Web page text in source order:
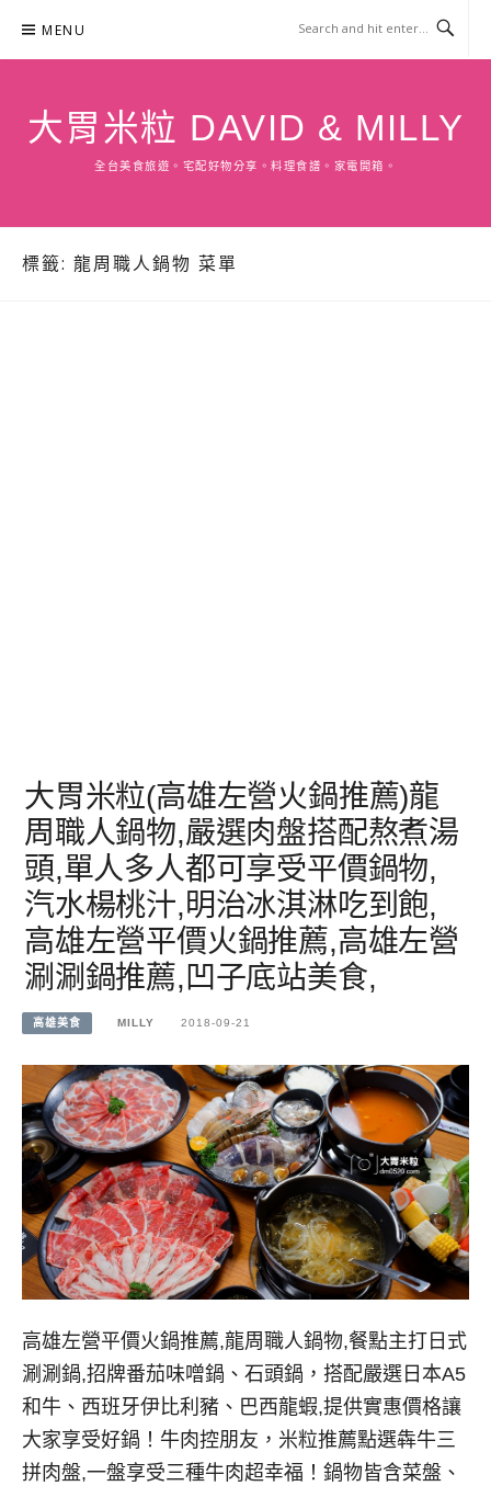
content
MENU
大胃米粒 DAVID & MILLY
全台美食旅遊。宅配好物分享。料理食譜。家電開箱。
標籤: 龍周職人鍋物 菜單
大胃米粒(高雄左營火鍋推薦)龍
周職人鍋物,嚴選肉盤搭配熬煮湯
頭,單人多人都可享受平價鍋物,
汽水楊桃汁,明治冰淇淋吃到飽,
高雄左營平價火鍋推薦,高雄左營
涮涮鍋推薦,凹子底站美食,
高雄美食 MILLY 2018-09-21
高雄左營平價火鍋推薦,龍周職人鍋物,餐點主打日式
涮涮鍋,招牌番茄味噌鍋、石頭鍋，搭配嚴選日本A5
和牛、西班牙伊比利豬、巴西龍蝦,提供實惠價格讓
大家享受好鍋！牛肉控朋友，米粒推薦點選犇牛三
拼肉盤,一盤享受三種牛肉超幸福！鍋物皆含菜盤、